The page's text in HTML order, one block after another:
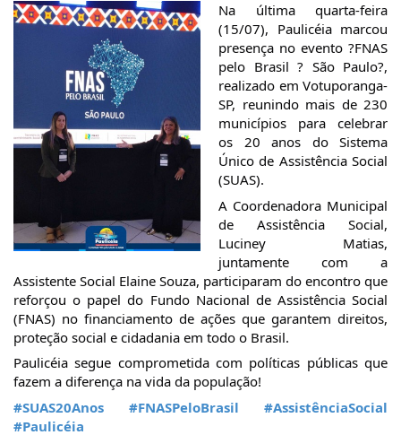
Na última quarta-feira
(15/07), Paulicéia marcou
presença no evento ?FNAS
pelo Brasil ? São Paulo?,
realizado em Votuporanga-
SP, reunindo mais de 230
municípios para celebrar
os 20 anos do Sistema
Único de Assistência Social
(SUAS).
A Coordenadora Municipal
de Assistência Social,
Luciney Matias,
juntamente com a
Assistente Social Elaine Souza, participaram do encontro que
reforçou o papel do Fundo Nacional de Assistência Social
(FNAS) no financiamento de ações que garantem direitos,
proteção social e cidadania em todo o Brasil.
Paulicéia segue comprometida com políticas públicas que
fazem a diferença na vida da população!
#SUAS20Anos
#FNASPeloBrasil
#AssistênciaSocial
#Paulicéia